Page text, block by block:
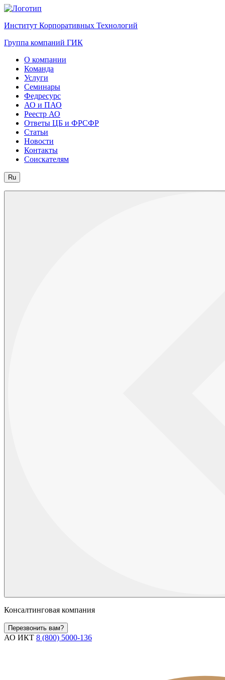
Институт Корпоративных Технологий
Группа компаний ГИК
О компании
Команда
Услуги
Семинары
Федресурс
АО и ПАО
Реестр АО
Ответы ЦБ и ФРСФР
Статьи
Новости
Контакты
Соискателям
Ru
Консалтинговая компания
Перезвонить вам?
АО ИКТ 8 (800) 5000-136